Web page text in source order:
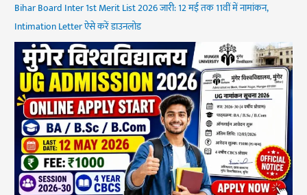
Bihar Board Inter 1st Merit List 2026 जारी: 12 मई तक 11वीं में नामांकन,
Intimation Letter ऐसे करें डाउनलोड